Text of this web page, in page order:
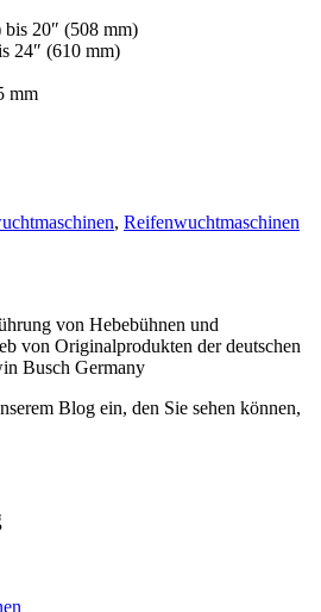
bis 20″ (508 mm)
24″ (610 mm)
mm
, Reifenwuchtmaschinen
von Hebebühnen und
von Originalprodukten der deutschen
Busch Germany
Blog ein, den Sie sehen können,